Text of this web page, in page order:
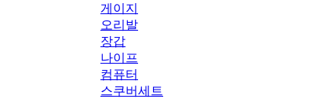
게이지
오리발
장갑
나이프
컴퓨터
스쿠버세트